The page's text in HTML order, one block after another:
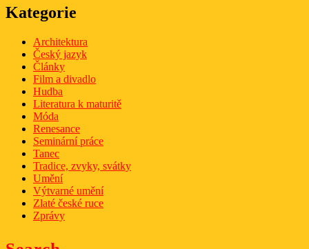
Kategorie
Architektura
Český jazyk
Články
Film a divadlo
Hudba
Literatura k maturitě
Móda
Renesance
Seminární práce
Tanec
Tradice, zvyky, svátky
Umění
Výtvarné umění
Zlaté české ruce
Zprávy